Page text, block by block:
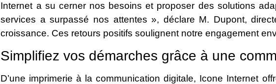
Internet a su cerner nos besoins et proposer des solutions
services a surpassé nos attentes », déclare M. Dupont,
croissance. Ces retours positifs soulignent notre engagement
Simplifiez vos démarches grâce à une
D’une imprimerie à la communication digitale, Icone Internet